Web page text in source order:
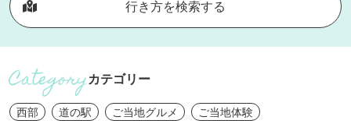
行き方を検索する
カテゴリー
西部 道の駅 ご当地グルメ ご当地体験